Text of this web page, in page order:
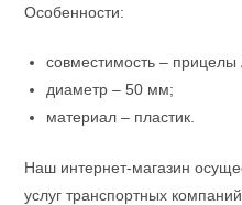
Особенности:
совместимость – прицелы
диаметр – 50 мм;
материал – пластик.
Наш интернет-магазин
услуг транспортных компаний.